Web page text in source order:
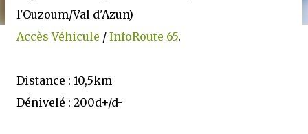
l'Ouzoum/Val d'Azun)
Accès Véhicule / InfoRoute 65.
Distance : 10,5km
Dénivelé : 200d+/d-